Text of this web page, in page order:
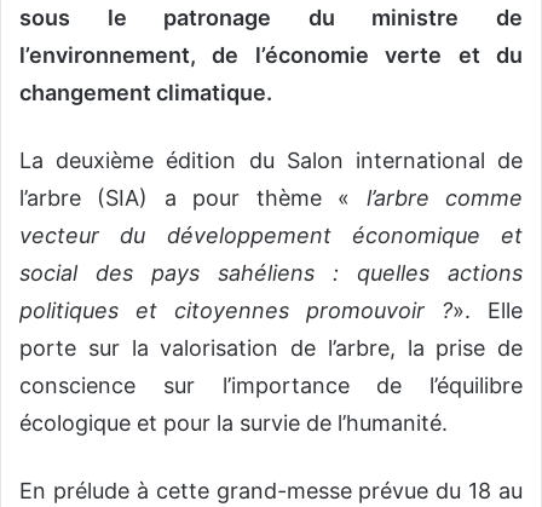
e
l
sous le patronage du ministre de
l’environnement, de l’économie verte et du
changement climatique.
La deuxième édition du Salon international de
l’arbre (SIA) a pour thème « l’arbre comme
vecteur du développement économique et
social des pays sahéliens : quelles actions
politiques et citoyennes promouvoir ?». Elle
porte sur la valorisation de l’arbre, la prise de
conscience sur l’importance de l’équilibre
écologique et pour la survie de l’humanité.
En prélude à cette grand-messe prévue du 18 au